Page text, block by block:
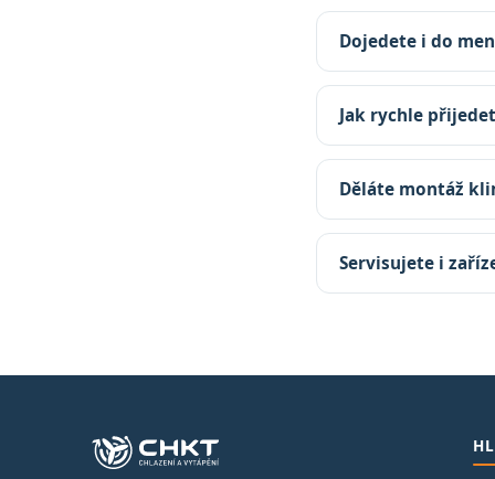
Dojedete i do
Jak rychle
Děláte montáž
Servisujete i